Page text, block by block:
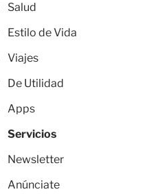
Salud
Estilo de Vida
Viajes
De Utilidad
Apps
Servicios
Newsletter
Anúnciate